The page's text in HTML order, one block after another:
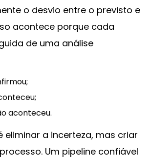
o desvio entre o previsto e
acontece porque cada
de uma análise
aconteceu.
eliminar a incerteza, mas criar
Um pipeline confiável